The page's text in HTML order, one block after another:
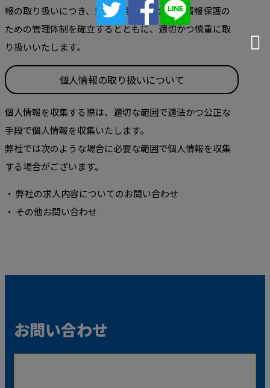
報の取り扱いにつき、業務実態に応じた個人情報保護の
ための管理体制を確立するとともに、適切かつ慎重に取
り扱いいたします。
個人情報の取り扱いについて
個人情報を収集する際は、適切な範囲で適法かつ公正な
手段で個人情報を収集いたします。
弊社では次のような場合に必要な範囲で個人情報を収集
する場合がございます。
・ 弊社の求人内容についてのお問い合わせ
・ その他お問い合わせ
お問い合わせ